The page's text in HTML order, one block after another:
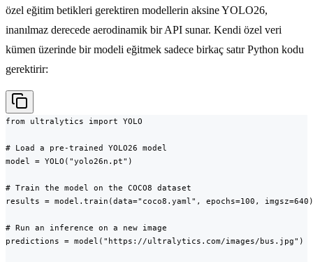
özel eğitim betikleri gerektiren modellerin aksine YOLO26,
inanılmaz derecede aerodinamik bir API sunar. Kendi özel veri
kümen üzerinde bir modeli eğitmek sadece birkaç satır Python kodu
gerektirir:
from ultralytics import YOLO
# Load a pre-trained YOLO26 model
model = YOLO("yolo26n.pt")
# Train the model on the COCO8 dataset
results = model.train(data="coco8.yaml", epochs=100, imgsz=640)
# Run an inference on a new image
predictions = model("https://ultralytics.com/images/bus.jpg")